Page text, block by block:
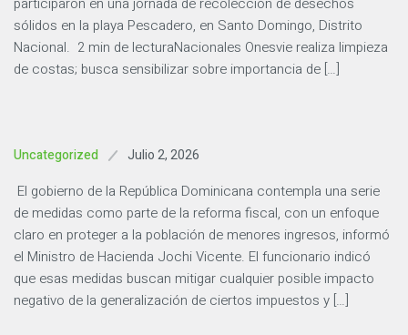
sólidos en la playa Pescadero, en Santo Domingo, Distrito
Nacional. 2 min de lecturaNacionales Onesvie realiza limpieza
de costas; busca sensibilizar sobre importancia de […]
Uncategorized Julio 2, 2026
El gobierno de la República Dominicana contempla una serie
de medidas como parte de la reforma fiscal, con un enfoque
claro en proteger a la población de menores ingresos, informó
el Ministro de Hacienda Jochi Vicente. El funcionario indicó
que esas medidas buscan mitigar cualquier posible impacto
negativo de la generalización de ciertos impuestos y […]